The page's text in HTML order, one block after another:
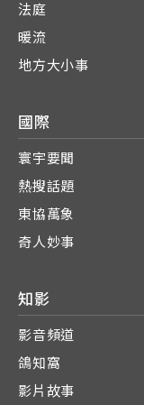
法庭
暖流
地方大小事
國際
寰宇要聞
熱搜話題
東協萬象
奇人妙事
知影
影音頻道
鴿知窩
影片故事